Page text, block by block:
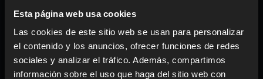
Las cookies de este sitio web se usan para personalizar
el contenido y los anuncios, ofrecer funciones de redes
sociales y analizar el tráfico. Además, compartimos
información sobre el uso que haga del sitio web con
nuestros partners de redes sociales, publicidad y análisis